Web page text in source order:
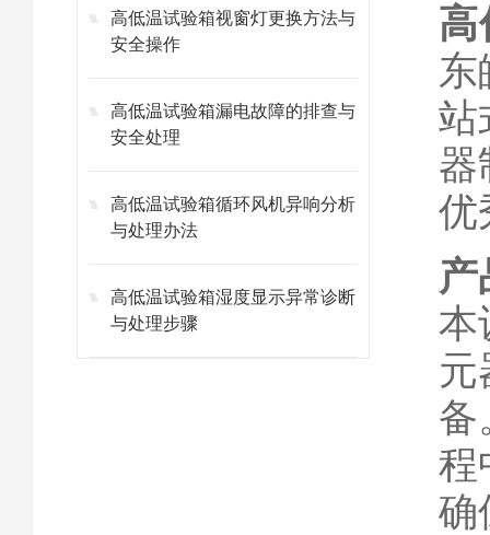
高低温试验箱视窗灯更换方法与
安全操作
高低温试验箱漏电故障的排查与
安全处理
高低温试验箱循环风机异响分析
与处理办法
高低温试验箱湿度显示异常诊断
与处理步骤
高
东
站
器
优
产
本
元
备
程
确